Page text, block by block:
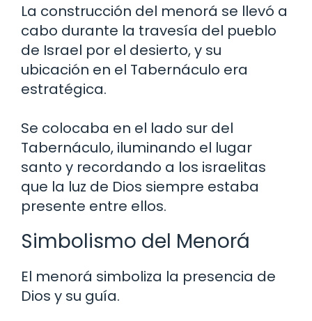
La construcción del menorá se llevó a
cabo durante la travesía del pueblo
de Israel por el desierto, y su
ubicación en el Tabernáculo era
estratégica.
Se colocaba en el lado sur del
Tabernáculo, iluminando el lugar
santo y recordando a los israelitas
que la luz de Dios siempre estaba
presente entre ellos.
Simbolismo del Menorá
El menorá simboliza la presencia de
Dios y su guía.